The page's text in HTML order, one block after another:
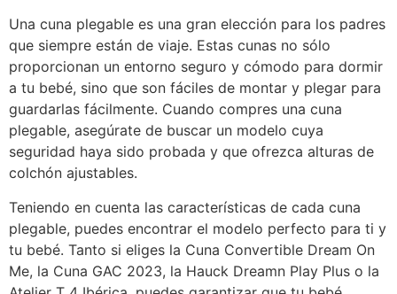
Una cuna plegable es una gran elección para los padres
que siempre están de viaje. Estas cunas no sólo
proporcionan un entorno seguro y cómodo para dormir
a tu bebé, sino que son fáciles de montar y plegar para
guardarlas fácilmente. Cuando compres una cuna
plegable, asegúrate de buscar un modelo cuya
seguridad haya sido probada y que ofrezca alturas de
colchón ajustables.
Teniendo en cuenta las características de cada cuna
plegable, puedes encontrar el modelo perfecto para ti y
tu bebé. Tanto si eliges la Cuna Convertible Dream On
Me, la Cuna GAC 2023, la Hauck Dreamn Play Plus o la